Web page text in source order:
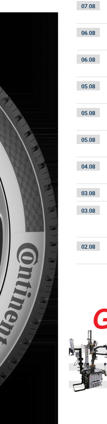
07.08
06.08
06.08
05.08
05.08
05.08
04.08
03.08
03.08
02.08